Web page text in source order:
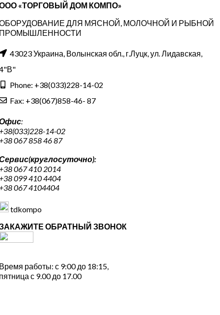
«ТОРГОВЫЙ ДОМ КОМПО»
ДЛЯ МЯСНОЙ, МОЛОЧНОЙ И РЫБНОЙ
43023 Украина, Волынская обл., г.Луцк, ул. Лидавская,
Phone: +38(033)228-14-02
Fax: +38(067)858-46- 87
:
14-02
067 858 46 87
067 410 2014
099 410 4404
067 4104404
tdkompo
ОБРАТНЫЙ ЗВОНОК
работы: с 9:00 до 18:15,
с 9.00 до 17.00